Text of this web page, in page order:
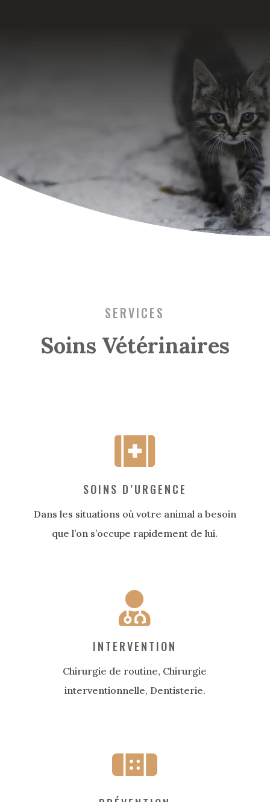
SERVICES
Soins Vétérinaires
SOINS D’URGENCE
Dans les situations où votre animal a besoin
que l’on s’occupe rapidement de lui.
INTERVENTION
Chirurgie de routine, Chirurgie
interventionnelle, Dentisterie.